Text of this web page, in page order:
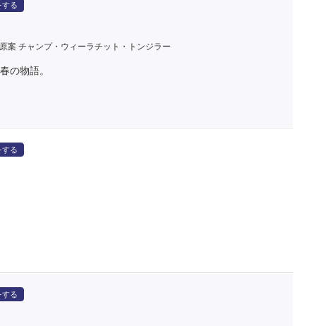
する
原案 チャンプ・ウィーラチット・トンジラー
の物語。
する
する